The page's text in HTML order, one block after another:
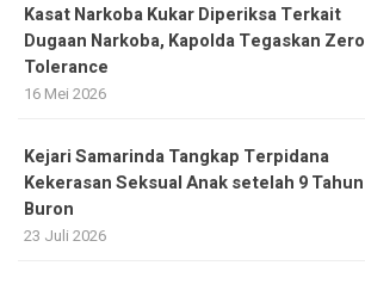
Kasat Narkoba Kukar Diperiksa Terkait
Dugaan Narkoba, Kapolda Tegaskan Zero
Tolerance
16 Mei 2026
Kejari Samarinda Tangkap Terpidana
Kekerasan Seksual Anak setelah 9 Tahun
Buron
23 Juli 2026